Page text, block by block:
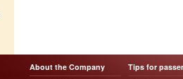
About the Company Tips for